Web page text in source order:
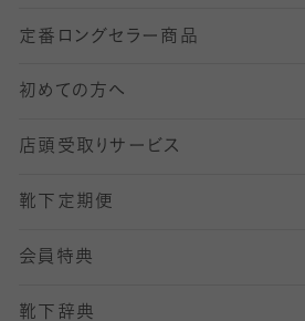
7 分丈 レギンス
8 分丈 レギンス
10分丈 レギンス
12分丈レギンス
13分丈レギンス
スーツカジュアルソックス・靴下
ロングホーズ
サッカー・フットサル用ソックス
ヨガソックス・靴下
スポーツ用レッグウォーマー
SSサイズ（21～23cm）
Sサイズ（22～25cm）
Mサイズ（25～27cm）
加圧・着圧ソックス
冷えとり靴下
着圧・加圧タイツ
むくみ対策
足の疲れ対策
足の臭い対策
定番ロングセラー商品
初めての方へ
店頭受取りサービス
靴下定期便
会員特典
靴下辞典